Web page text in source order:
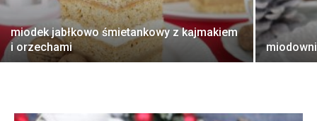
miodek jabłkowo śmietankowy z kajmakiem
i orzechami